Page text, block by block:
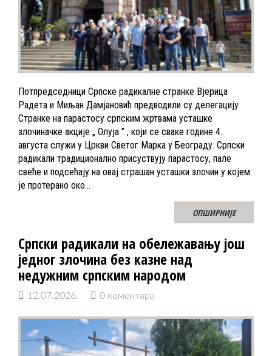
Потпредседници Српске радикалне странке Вјерица
Радета и Миљан Дамјановић предводили су делегацију
Странке на парастосу српским жртвама усташке
злочиначке акције „ Олуја ” , који се сваке године 4.
августа служи у Цркви Светог Марка у Београду. Српски
радикали традиционално присуствују парастосу, пале
свеће и подсећају на овај страшан усташки злочин у којем
је протерано око…
ОПШИРНИЈЕ
Српски радикали на обележавању још
једног злочина без казне над
недужним српским народом
12.07.2026. 0 коментара